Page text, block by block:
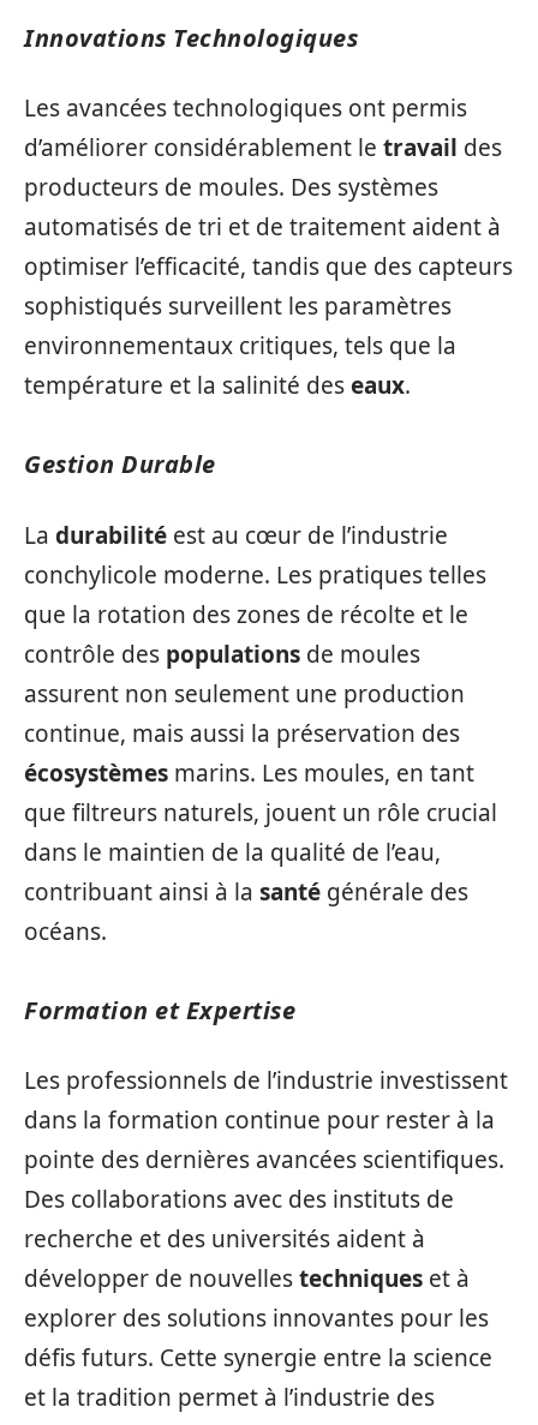
Innovations Technologiques
Les avancées technologiques ont permis
d’améliorer considérablement le travail des
producteurs de moules. Des systèmes
automatisés de tri et de traitement aident à
optimiser l’efficacité, tandis que des capteurs
sophistiqués surveillent les paramètres
environnementaux critiques, tels que la
température et la salinité deseaux.
Gestion Durable
La durabilité est au cœur de l’industrie
conchylicole moderne. Les pratiques telles
que la rotation des zones de récolte et le
contrôle des populations de moules
assurent non seulement une production
continue, mais aussi la préservation des
écosystèmes marins. Les moules, en tant
que filtreurs naturels, jouent un rôle crucial
dans le maintien de la qualité de l’eau,
contribuant ainsi à la santé générale des
océans.
Formation et Expertise
Les professionnels de l’industrie investissent
dans la formation continue pour rester à la
pointe des dernières avancées scientifiques.
Des collaborations avec des instituts de
recherche et des universités aident à
développer de nouvellestechniques et à
explorer des solutions innovantes pour les
défis futurs. Cette synergie entre la science
et la tradition permet à l’industrie des